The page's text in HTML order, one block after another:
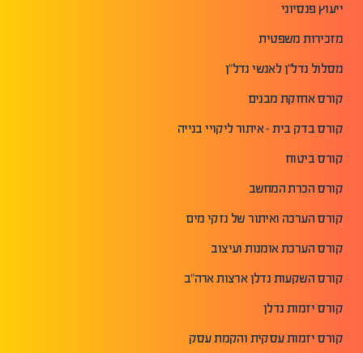
ייעוץ פנסיוני
מזכירות משפטית
מסלול נדל"ן לאנשי נדל"ן
קורס אחזקת מבנים
קורס בדק בית - איתור ליקויי בנייה
קורס ביטוח
קורס הכרת המחשב
קורס הערכה ואיתור של נזקי מים
קורס הערכת אומנות ועיצוב
קורס השקעות נדלן ארצות ארה"ב
קורס יזמות נדלן
קורס יזמות עסקית והקמת עסק